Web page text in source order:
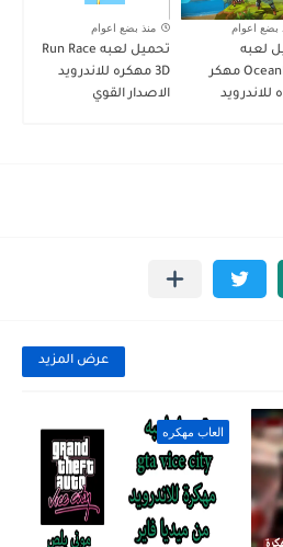
بضع اعوام
لعبه
Oceanhorn مهكر
للاندرويد
منذ بضع اعوام
تحميل لعبه Run Race
3D مهكره للاندرويد
الاصدار القوي
عرض المزيد
العاب مهكره